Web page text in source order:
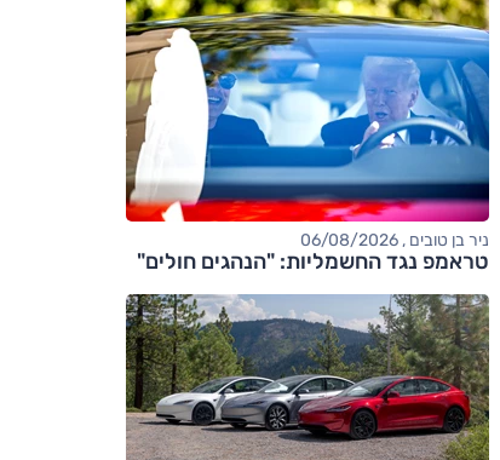
ניר בן טובים , 06/08/2026
טראמפ נגד החשמליות: "הנהגים חולים"